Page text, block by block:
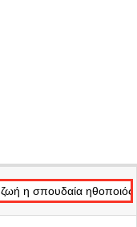
ηθοποιός